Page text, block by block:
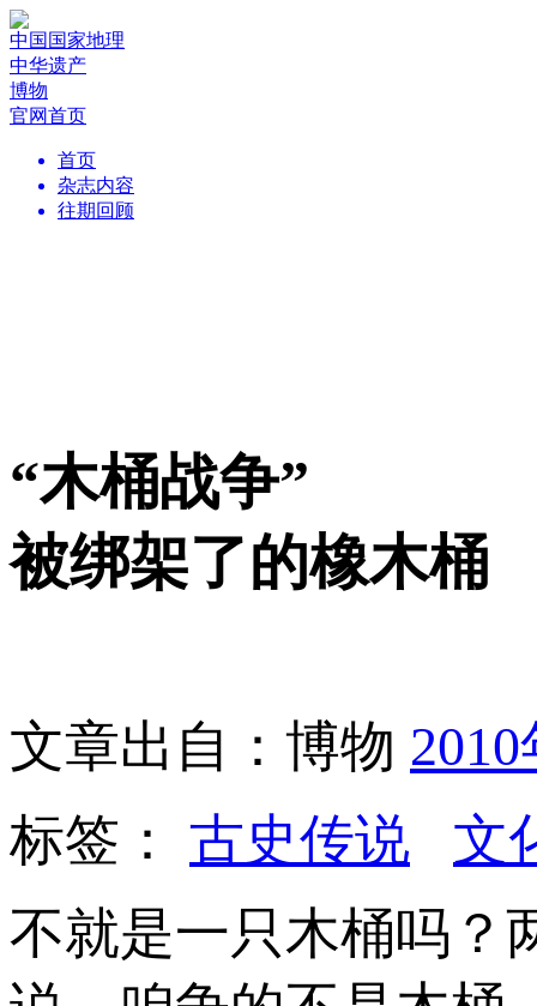
中国国家地理
中华遗产
博物
官网首页
首页
杂志内容
往期回顾
“木桶战争”
被绑架了的橡木桶
文章出自：博物
标签： 古史传说
文
不就是一只木桶吗？